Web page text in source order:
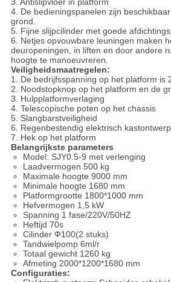
4. De bedieningspanelen zijn
grond.
5. Fijne slijpcilinder met goede
6. Netjes opvouwbare leuningen maken
deuropeningen, in liften en door andere
hoogte te manoeuvreren.
Veiligheidsmaatregelen:
1. De bedrijfsspanning op het platform is
2. Noodstopknop op het platform en de
3. Hulpplatformverlaging
4. Telescopische poten op het chassis
5. Slangbarstveiligheid
6. Regenbestendig elektrisch kastontwerp
7. Hek op het platform
Belangrijkste parameters
Model: SJY0.5-9 met verlenging
Laadvermogen 500 kg
Maximale hoogte 9000 mm
Minimale hoogte 1680 mm
Platformgrootte 1800*1000 mm
Hefvermogen 1,5 kW
Spanning 1 fase/220V/50HZ
Heftijd 70s
Cilinder Ф100(2 stuks)
Tandwielpomp 6ml/r
Totaal gewicht 1260 kg
Afmeting 2000*1200*1680 mm
Configuraties: